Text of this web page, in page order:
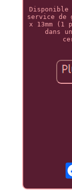
service de
x 13mm (1
dans